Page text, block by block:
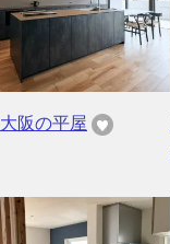
大阪の平屋